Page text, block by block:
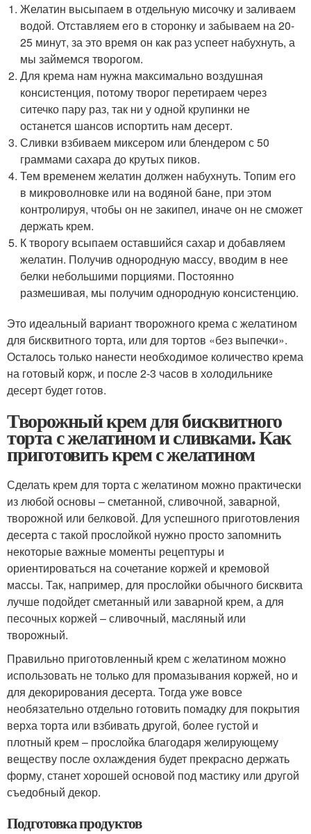
Желатин высыпаем в отдельную мисочку и заливаем
водой. Отставляем его в сторонку и забываем на 20-
25 минут, за это время он как раз успеет набухнуть, а
мы займемся творогом.
Для крема нам нужна максимально воздушная
консистенция, потому творог перетираем через
ситечко пару раз, так ни у одной крупинки не
останется шансов испортить нам десерт.
Сливки взбиваем миксером или блендером с 50
граммами сахара до крутых пиков.
Тем временем желатин должен набухнуть. Топим его
в микроволновке или на водяной бане, при этом
контролируя, чтобы он не закипел, иначе он не сможет
держать крем.
К творогу всыпаем оставшийся сахар и добавляем
желатин. Получив однородную массу, вводим в нее
белки небольшими порциями. Постоянно
размешивая, мы получим однородную консистенцию.
Это идеальный вариант творожного крема с желатином
для бисквитного торта, или для тортов «без выпечки».
Осталось только нанести необходимое количество крема
на готовый корж, и после 2-3 часов в холодильнике
десерт будет готов.
Творожный крем для бисквитного
торта с желатином и сливками. Как
приготовить крем с желатином
Сделать крем для торта с желатином можно практически
из любой основы – сметанной, сливочной, заварной,
творожной или белковой. Для успешного приготовления
десерта с такой прослойкой нужно просто запомнить
некоторые важные моменты рецептуры и
ориентироваться на сочетание коржей и кремовой
массы. Так, например, для прослойки обычного бисквита
лучше подойдет сметанный или заварной крем, а для
песочных коржей – сливочный, масляный или
творожный.
Правильно приготовленный крем с желатином можно
использовать не только для промазывания коржей, но и
для декорирования десерта. Тогда уже вовсе
необязательно отдельно готовить помадку для покрытия
верха торта или взбивать другой, более густой и
плотный крем – прослойка благодаря желирующему
веществу после охлаждения будет прекрасно держать
форму, станет хорошей основой под мастику или другой
съедобный декор.
Подготовка продуктов